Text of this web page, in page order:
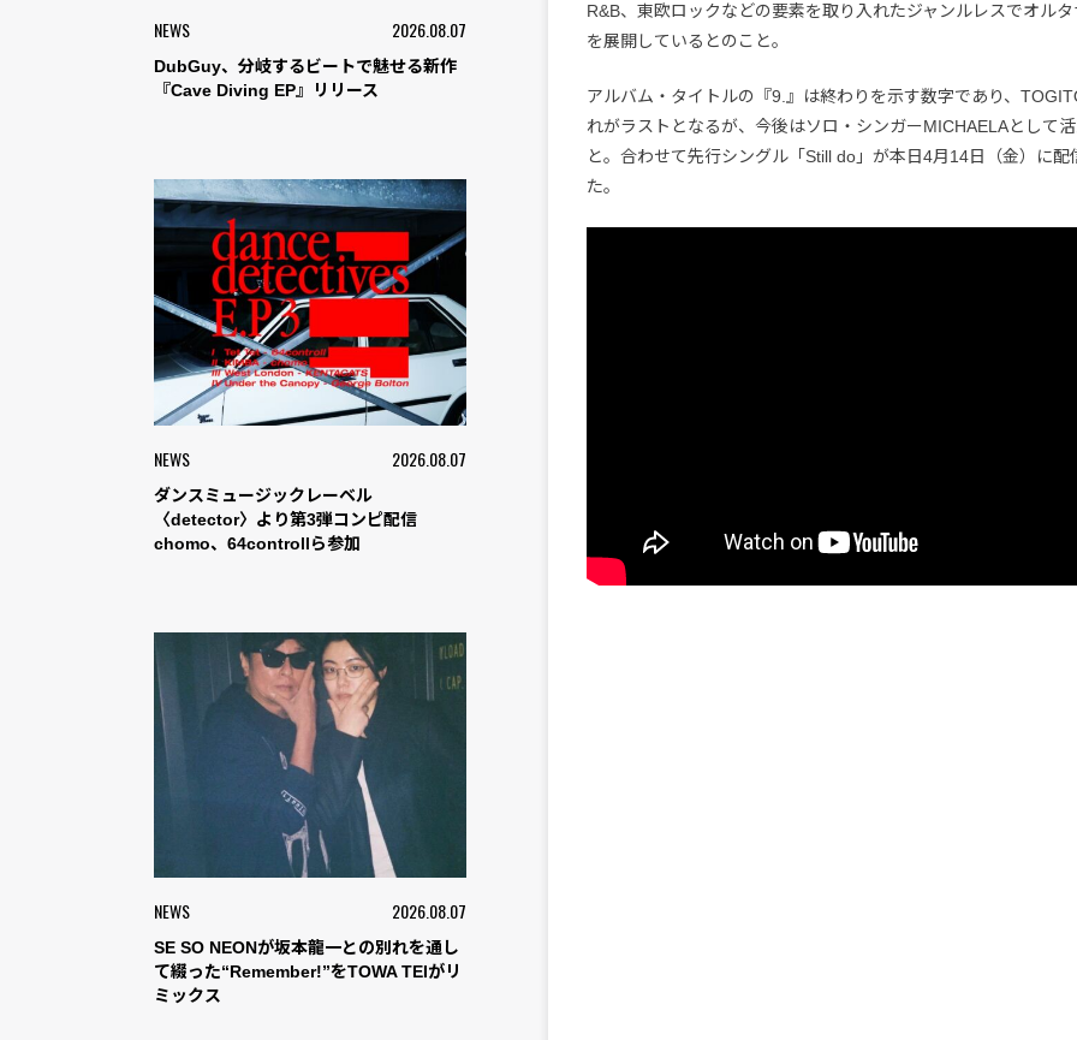
NEWS 2026.08.07
DubGuy、分岐するビートで魅せる新作
『Cave Diving EP』リリース
NEWS 2026.08.07
ダンスミュージックレーベル
〈detector〉より第3弾コンピ配信
chomo、64controllら参加
NEWS 2026.08.07
SE SO NEONが坂本龍一との別れを通し
て綴った“Remember!”をTOWA TEIがリ
ミックス
R&B、東欧ロックなどの要素を取り入れたジャンルレスでオル
を展開しているとのこと。
アルバム・タイトルの『9.』は終わりを示す数字であり、
れがラストとなるが、今後はソロ・シンガーMICHAELAとして
と。合わせて先行シングル「Still do」が本日4月14日（金）に配
た。